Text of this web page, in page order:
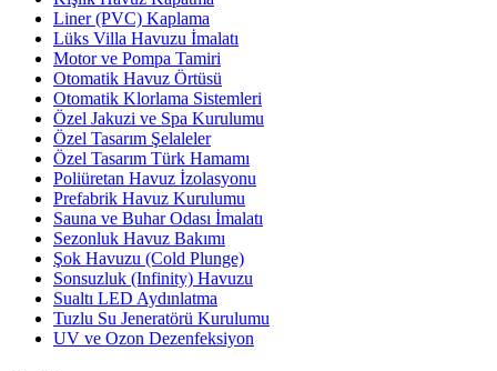
Liner (PVC) Kaplama
Lüks Villa Havuzu İmalatı
Motor ve Pompa Tamiri
Otomatik Havuz Örtüsü
Otomatik Klorlama Sistemleri
Özel Jakuzi ve Spa Kurulumu
Özel Tasarım Şelaleler
Özel Tasarım Türk Hamamı
Poliüretan Havuz İzolasyonu
Prefabrik Havuz Kurulumu
Sauna ve Buhar Odası İmalatı
Sezonluk Havuz Bakımı
Şok Havuzu (Cold Plunge)
Sonsuzluk (Infinity) Havuzu
Sualtı LED Aydınlatma
Tuzlu Su Jeneratörü Kurulumu
UV ve Ozon Dezenfeksiyon